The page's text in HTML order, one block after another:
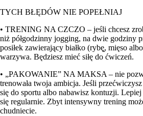
TYCH BŁĘDÓW NIE POPEŁNIAJ
• TRENING NA CZCZO – jeśli chcesz
niż półgodzinny jogging, na dwie godziny
posiłek zawierający białko (rybę̨, mięso
warzywa. Będziesz mieć siłę do ćwiczeń.
• „PAKOWANIE” NA MAKSA – nie
trenowała twoja ambicja. Jeśli
się do sportu albo nabawisz kontuzji.
się regularnie. Zbyt intensywny trening
chudniecie.